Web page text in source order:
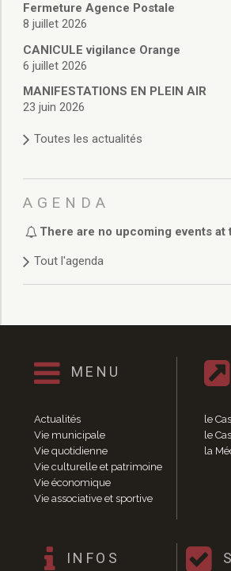
Actes d’état civil
Budget de Fonctionnement
Budget d’Investissement
Conseils municipaux
Règlement du conseil
Délibérations 2025
Délibérations 2022
Délibérations 2021
Délibérations 2020
Délibérations 2019
Délibérations 2018
Délibérations 2014
Délibérations 2013
Délibérations 2011
Délibérations 2010
Délibérations 2009
Délibérations 2008
Agenda réunions publiques
Marchés publics
Vie quotidienne
Fermeture Agence Postale
8 juillet 2026
CANICULE vigilance Orange
6 juillet 2026
MANIFESTATIONS EN PLEIN AIR
23 juin 2026
Toutes les actualités
AGENDA
There are no upcoming events at
Tout l'agenda
MENU
Actualités
Vie municipale
Vie quotidienne
Vie culturelle et patrimoine
Vie économique
Vie associative et sportive
le
le
la
INFOS